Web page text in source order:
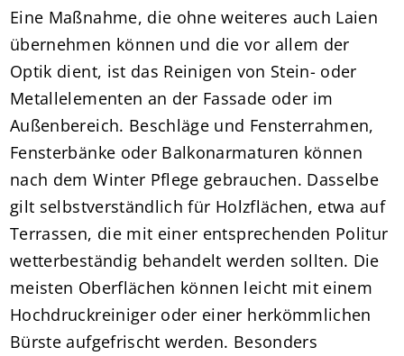
Eine Maßnahme, die ohne weiteres auch Laien
übernehmen können und die vor allem der
Optik dient, ist das Reinigen von Stein- oder
Metallelementen an der Fassade oder im
Außenbereich. Beschläge und Fensterrahmen,
Fensterbänke oder Balkonarmaturen können
nach dem Winter Pflege gebrauchen. Dasselbe
gilt selbstverständlich für Holzflächen, etwa auf
Terrassen, die mit einer entsprechenden Politur
wetterbeständig behandelt werden sollten. Die
meisten Oberflächen können leicht mit einem
Hochdruckreiniger oder einer herkömmlichen
Bürste aufgefrischt werden. Besonders